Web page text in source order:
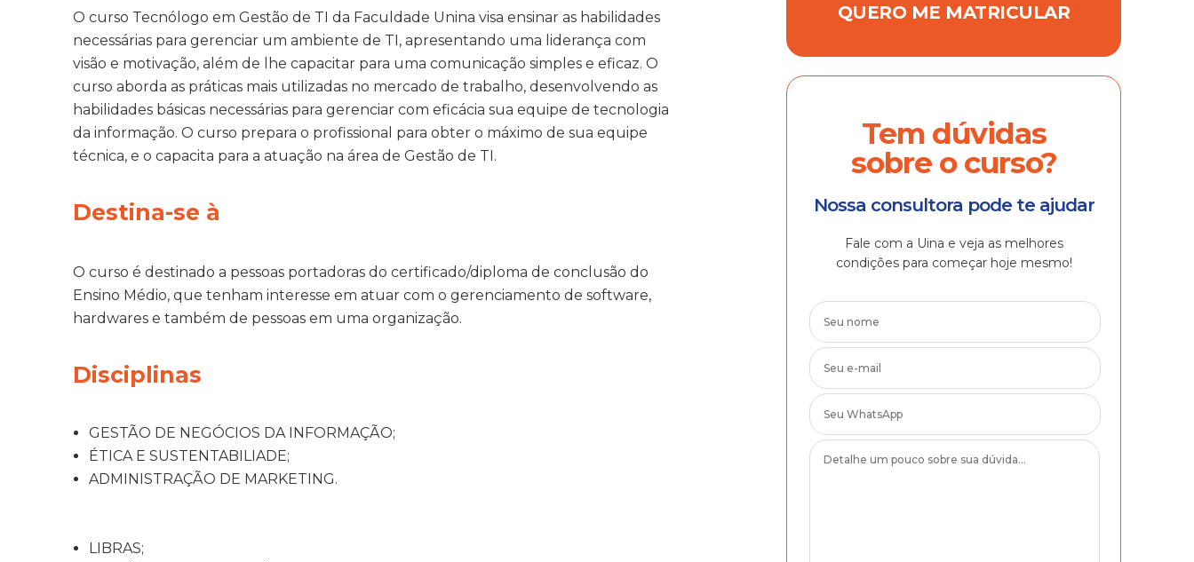
O curso Tecnólogo em Gestão de TI da Faculdade Unina visa ensinar as habilidades
necessárias para gerenciar um ambiente de TI, apresentando uma liderança com
visão e motivação, além de lhe capacitar para uma comunicação simples e eficaz. O
curso aborda as práticas mais utilizadas no mercado de trabalho, desenvolvendo as
habilidades básicas necessárias para gerenciar com eficácia sua equipe de tecnologia
da informação. O curso prepara o profissional para obter o máximo de sua equipe
técnica, e o capacita para a atuação na área de Gestão de TI.
Destina-se à
O curso é destinado a pessoas portadoras do certificado/diploma de conclusão do
Ensino Médio, que tenham interesse em atuar com o gerenciamento de software,
hardwares e também de pessoas em uma organização.
Disciplinas
GESTÃO DE NEGÓCIOS DA INFORMAÇÃO;
ÉTICA E SUSTENTABILIADE;
ADMINISTRAÇÃO DE MARKETING.
LIBRAS;
QUERO ME MATRICULAR
Tem dúvidas
sobre o curso?
Nossa consultora pode te ajudar
Fale com a Uina e veja as melhores
condições para começar hoje mesmo!